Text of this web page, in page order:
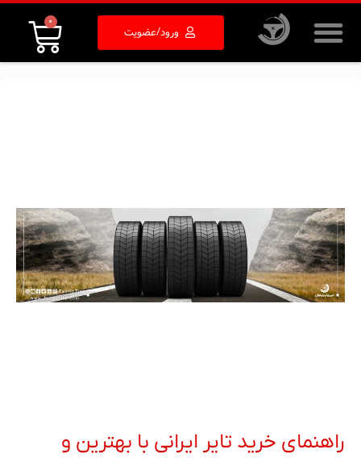
ورود/عضویت
0
راهنمای خرید تایر ایرانی با بهترین و